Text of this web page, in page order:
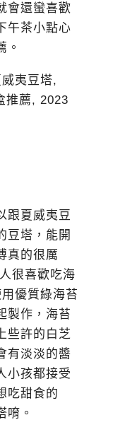
會還蠻喜歡
午茶小點心
。
跟夏威夷豆
豆塔，能開
真的很厲
很喜歡吃海
優質綠海苔
製作，海苔
些許的白芝
有淡淡的醬
小孩都接受
吃甜食的
唷。